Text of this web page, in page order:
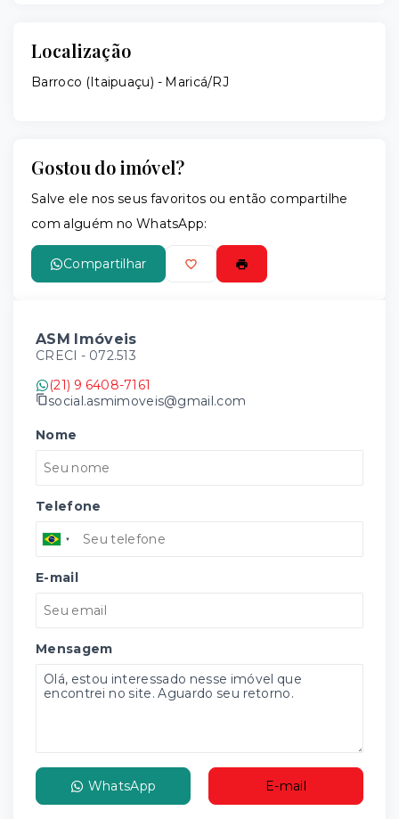
Localização
Barroco (Itaipuaçu) - Maricá/RJ
Gostou do imóvel?
Salve ele nos seus favoritos ou então compartilhe
com alguém no WhatsApp:
Compartilhar
ASM Imóveis
CRECI - 072.513
(21) 9 6408-7161
social.asmimoveis@gmail.com
Nome
Telefone
E-mail
Mensagem
WhatsApp E-mail